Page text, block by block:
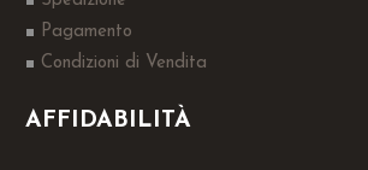
Pagamento
Condizioni di Vendita
AFFIDABILITÀ